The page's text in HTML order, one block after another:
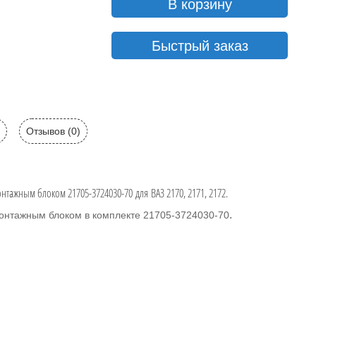
В корзину
Быстрый заказ
Отзывов (0)
блоком 21705-3724030-70 для ВАЗ 2170, 2171, 2172.
блоком в комплекте 21705-3724030-70.